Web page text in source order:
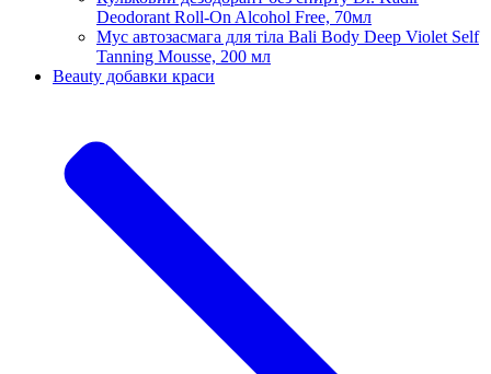
Deodorant Roll-On Alcohol Free, 70мл
Мус автозасмага для тіла Bali Body Deep Violet Self
Tanning Mousse, 200 мл
Beauty добавки краси